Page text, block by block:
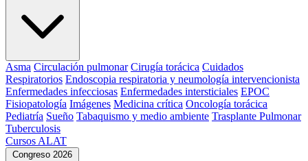
Asma Circulación pulmonar Cirugía torácica Cuidados
Respiratorios Endoscopia respiratoria y neumología intervencionista
Enfermedades infecciosas Enfermedades intersticiales EPOC
Fisiopatología Imágenes Medicina crítica Oncología torácica
Pediatría Sueño Tabaquismo y medio ambiente Trasplante Pulmonar
Tuberculosis
Cursos ALAT
Congreso 2026